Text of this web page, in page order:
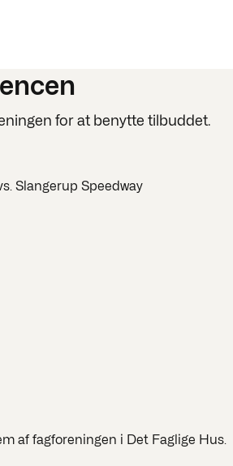
for at benytte tilbuddet.
Slangerup Speedway
af fagforeningen i Det Faglige Hus.